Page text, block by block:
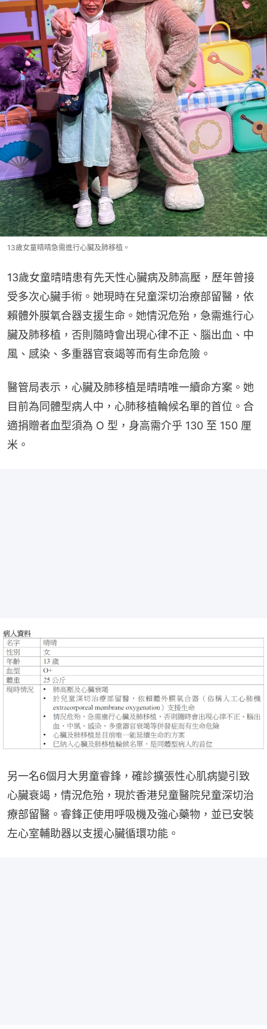
13歲女童晴晴急需進行心臟及肺移植。
13歲女童晴晴患有先天性心臟病及肺高壓，歷年曾接
受多次心臟手術。她現時在兒童深切治療部留醫，依
賴體外膜氧合器支援生命。她情況危殆，急需進行心
臟及肺移植，否則隨時會出現心律不正、腦出血、中
風、感染、多重器官衰竭等而有生命危險。
醫管局表示，心臟及肺移植是晴晴唯一續命方案。她
目前為同體型病人中，心肺移植輪候名單的首位。合
適捐贈者血型須為 O 型，身高需介乎 130 至 150 厘
米。
另一名6個月大男童睿鋒，確診擴張性心肌病變引致
心臟衰竭，情況危殆，現於香港兒童醫院兒童深切治
療部留醫。睿鋒正使用呼吸機及強心藥物，並已安裝
左心室輔助器以支援心臟循環功能。